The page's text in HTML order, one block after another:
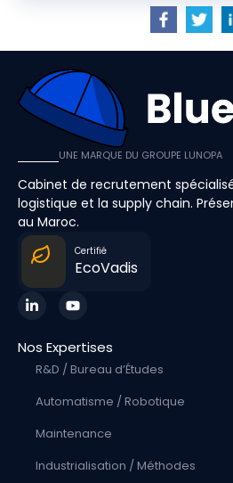
UNE MARQUE DU GROUPE LUNOPA
Cabinet de recrutement
logistique et la supply chain.
au Maroc.
Certifié
EcoVadis
Nos Expertises
R&D / Bureau d’Études
Automatisme / Robotique
Maintenance
Industrialisation / Méthodes